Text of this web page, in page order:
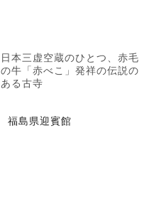
日本三虚空蔵のひとつ、赤毛
の牛「赤べこ」発祥の伝説の
ある古寺
福島県迎賓館